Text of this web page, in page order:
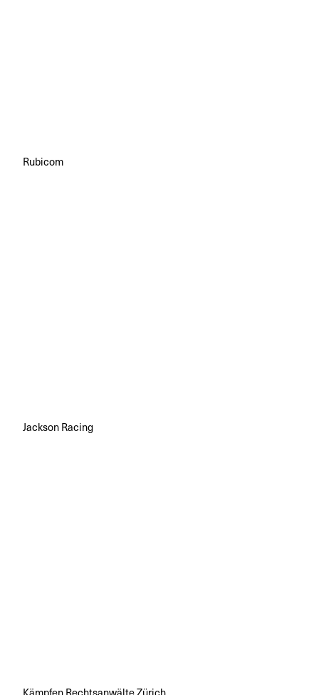
Rubicom
Jackson Racing